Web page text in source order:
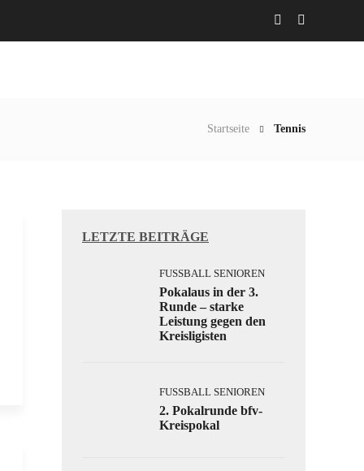
Startseite Tennis
LETZTE BEITRÄGE
FUSSBALL SENIOREN
Pokalaus in der 3.
Runde – starke
Leistung gegen den
Kreisligisten
FUSSBALL SENIOREN
2. Pokalrunde bfv-
Kreispokal